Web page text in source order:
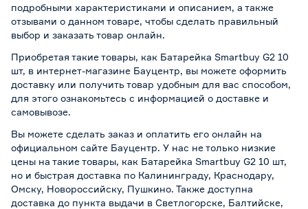
подробными характеристиками и описанием, а также
отзывами о данном товаре, чтобы сделать правильный
выбор и заказать товар онлайн.
Приобретая такие товары, как Батарейка Smartbuy G2 10
шт, в интернет-магазине Бауцентр, вы можете оформить
доставку или получить товар удобным для вас способом,
для этого ознакомьтесь с информацией о доставке и
самовывозе.
Вы можете сделать заказ и оплатить его онлайн на
официальном сайте Бауцентр. У нас не только низкие
цены на такие товары, как Батарейка Smartbuy G2 10 шт,
но и быстрая доставка по Калининграду, Краснодару,
Омску, Новороссийску, Пушкино. Также доступна
доставка до пункта выдачи в Светлогорске, Балтийске,